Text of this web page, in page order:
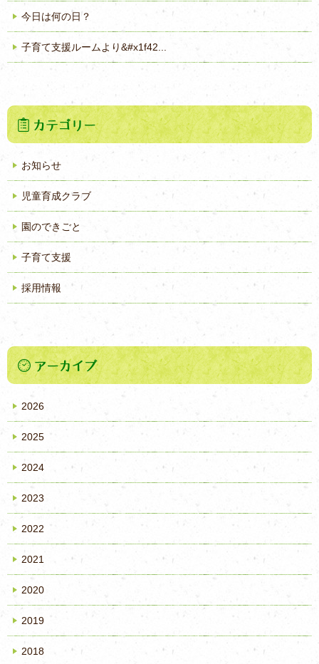
今日は何の日？
子育て支援ルームより&#x1f42...
お知らせ
児童育成クラブ
園のできごと
子育て支援
採用情報
2026
2025
2024
2023
2022
2021
2020
2019
2018